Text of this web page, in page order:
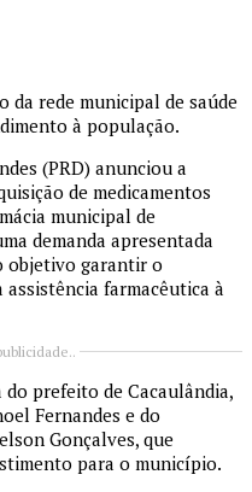
da rede municipal de saúde
à população.
(PRD) anunciou a
de medicamentos
municipal de
demanda apresentada
objetivo garantir o
farmacêutica à
prefeito de Cacaulândia,
Fernandes e do
Gonçalves, que
para o município.